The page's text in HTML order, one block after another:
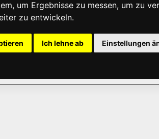
um Ergebnisse zu messen, um zu
zu entwickeln.
Ich lehne ab Einstellungen